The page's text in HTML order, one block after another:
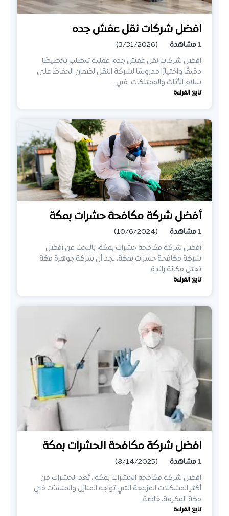
افضل شركات نقل عفش جده
1مشاهدة
(3/31/2026)
افضل شركات نقل عفش جده، عملية تتطلب تخطيطًا
دقيقًا واختيارًا مدروسًا لشركة النقل لضمان الحفاظ على
سلام الأثاث والممتلكات. في…
تابع القراءة
أفضل شركة مكافحة حشرات بمكة
1مشاهدة
(10/6/2024)
أفضل شركة مكافحة حشرات بمكة، بالبحث عن أفضل
شركة مكافحة حشرات بمكة، نجد أن شركة جوهرة مكة
تحتل مكانة رائدة…
تابع القراءة
افضل شركة مكافحة الحشرات بمكة
1مشاهدة
(8/14/2025)
افضل شركة مكافحة الحشرات بمكة ، تُعد الحشرات من
أكثر المشكلات المزعجة التي تواجه المنازل والمنشآت في
مكة المكرمة، خاصة…
تابع القراءة